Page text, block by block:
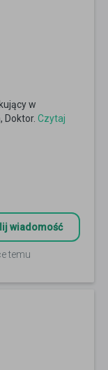
w
Doktor. Czytaj
wiadomość
temu